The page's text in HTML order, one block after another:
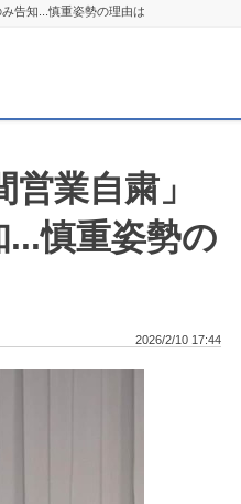
告知...慎重姿勢の理由は
業自粛」
慎重姿勢の
2026/2/10 17:44